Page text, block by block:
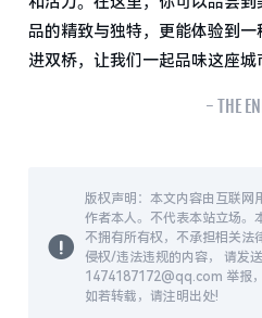
品的精致与独特，更能体验到
进双桥，让我们一起品味这座城
- THE
版权声明：本文内容由互联网
作者本人。不代表本站立场。
不拥有所有权，不承担相关法
侵权/违法违规的内容， 请发
1474187172@qq.com 举报
如若转载，请注明出处!